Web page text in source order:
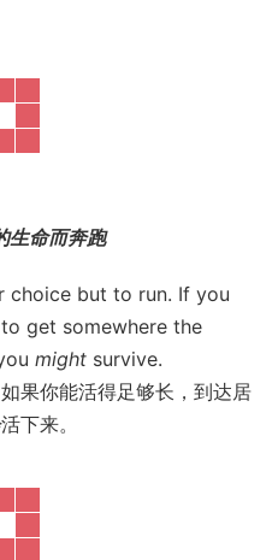
生命而奔跑
choice but to run. If you
get somewhere the
might survive.
果你能活得足够长，到达居
活下来。